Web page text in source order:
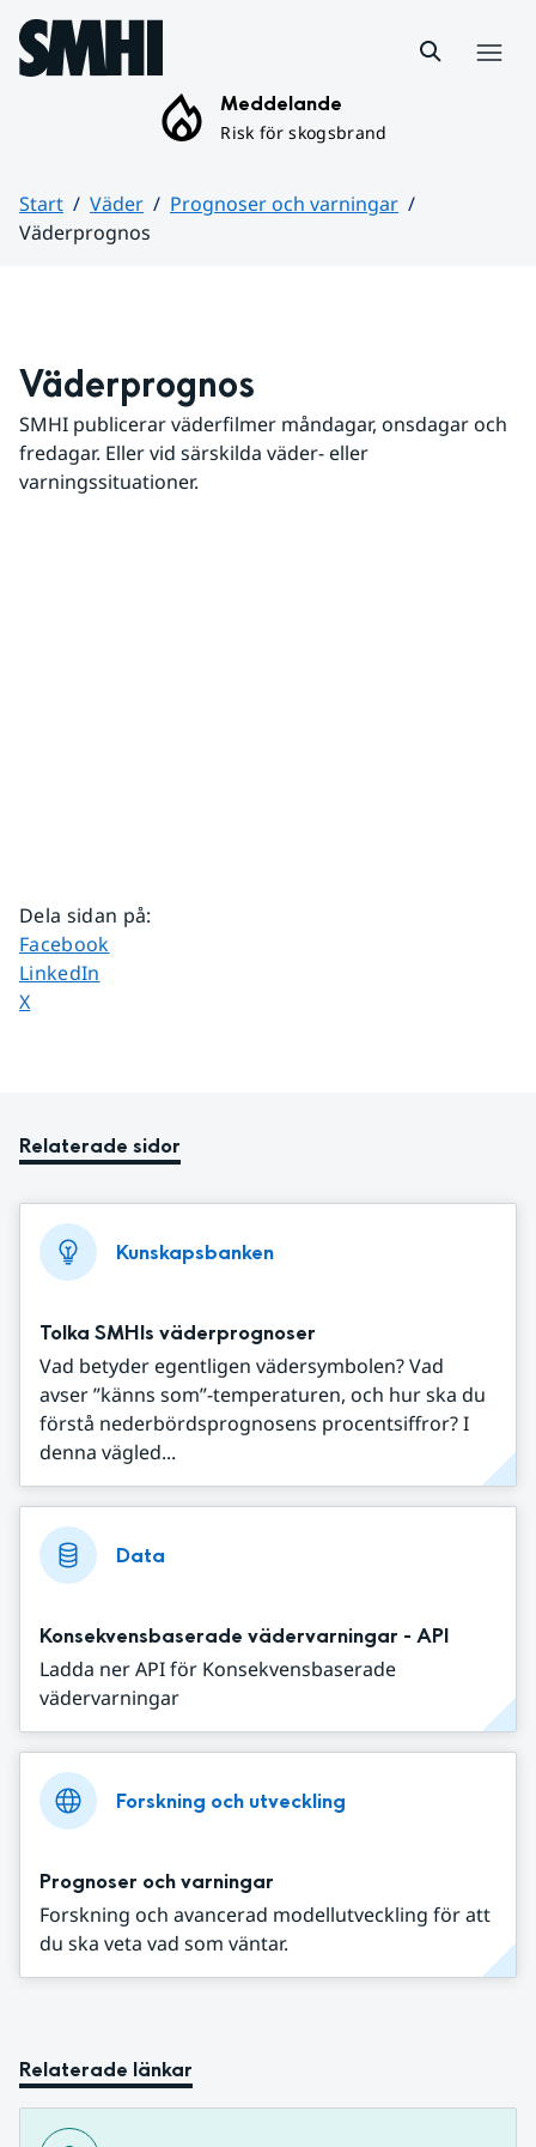
Hoppa till sidans innehåll
Meddelande
Risk för skogsbrand
Start Väder
Prognoser och varningar
Väderprognos
Väderprognos
SMHI publicerar väderfilmer måndagar, onsdagar och
fredagar. Eller vid särskilda väder- eller
varningssituationer.
Dela sidan på:
Dela sidan på
Facebook
Dela sidan på
LinkedIn
Dela sidan på
X
Relaterade sidor
Kunskapsbanken
Tolka SMHIs väderprognoser
Vad betyder egentligen vädersymbolen? Vad
avser ”känns som”-temperaturen, och hur ska du
förstå nederbördsprognosens procentsiffror? I
denna vägled...
Data
Konsekvensbaserade vädervarningar - API
Ladda ner API för Konsekvensbaserade
vädervarningar
Forskning och utveckling
Prognoser och varningar
Forskning och avancerad modellutveckling för att
du ska veta vad som väntar.
Relaterade länkar